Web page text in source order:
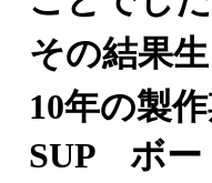
その結果
10年の製
SUP ボー